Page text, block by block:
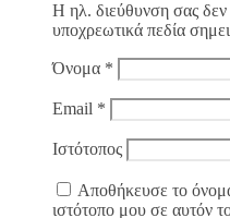
Η ηλ. διεύθυνση σας δεν
υποχρεωτικά πεδία
Όνομα *
Email *
Ιστότοπος
Αποθήκευσε το
ιστότοπο μου σε αυτόν